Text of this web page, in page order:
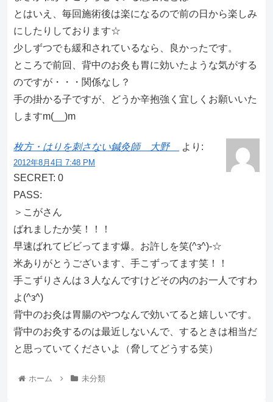
とはいえ、毎回施術後は楽になるので前の日から楽しみ
にしたりしております☆
少しずつでも緩和されているなら、良かったです。
ところで前回、背中のお灸も胃に効いたような気がする
のですが・・・関係なし？
手の掛かる子ですが、どうか辛抱強く宜しくお願いいた
しますm(__)m
枚方・はりを刺さない鍼灸師 大野 より:
2012年8月4日 7:48 PM
SECRET: 0
PASS:
＞こがさん
ばれましたか笑！！！
早速ばれてビビってます爆。お許しを笑(^з^)-☆
米ありがとうございます、手こずってます笑！！
手こずりさんは３人なんですけどその内のお一人ですわ
よ(^з^)
背中のお灸は胃腸のやつなんで効いてると嬉しいです。
背中のお灸するのは最近しないんで、するときは相当だ
と思っていてくださいよ（脅してどうする笑）
ホーム 未分類